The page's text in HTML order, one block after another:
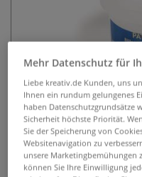
Mehr Datenschutz für
Liebe kreativ.de Kunden, uns
Ihnen ein rundum gelungenes
haben Datenschutzgrundsätze
Sicherheit höchste Priorität.
Sie der Speicherung von
Websitenavigation zu
unsere Marketingbemühungen
können Sie Ihre Einwilligung